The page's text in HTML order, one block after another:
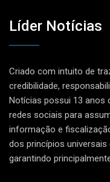
Líder Notícias
Criado com intuito de
credibilidade,
Notícias possui 13 anos
redes sociais para
informação e
dos princípios
garantindo